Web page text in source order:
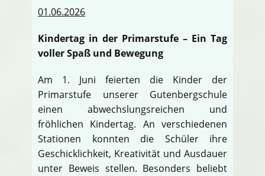
01.06.2026
Kindertag in der Primarstufe – Ein Tag
voller Spaß und Bewegung
Am 1. Juni feierten die Kinder der
Primarstufe unserer Gutenbergschule
einen abwechslungsreichen und
fröhlichen Kindertag. An verschiedenen
Stationen konnten die Schüler ihre
Geschicklichkeit, Kreativität und Ausdauer
unter Beweis stellen. Besonders beliebt